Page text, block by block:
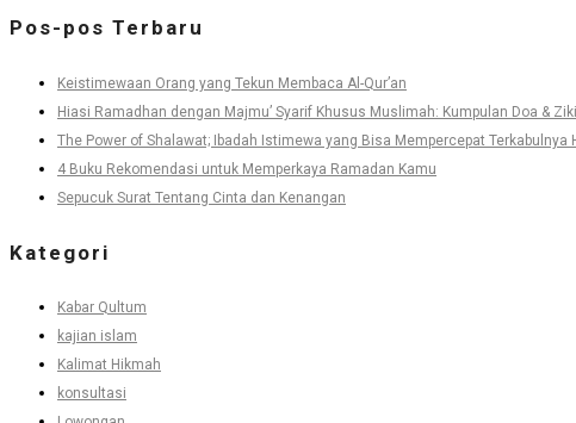
Pos-pos Terbaru
Keistimewaan Orang yang Tekun Membaca Al-Qur’an
Hiasi Ramadhan dengan Majmu’ Syarif Khusus Muslimah: Kumpulan Doa &
The Power of Shalawat; Ibadah Istimewa yang Bisa Mempercepat Terkabulnya
4 Buku Rekomendasi untuk Memperkaya Ramadan Kamu
Sepucuk Surat Tentang Cinta dan Kenangan
Kategori
Kabar Qultum
kajian islam
Kalimat Hikmah
konsultasi